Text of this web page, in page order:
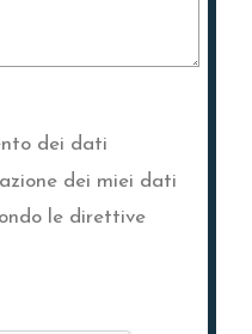
dei dati
dei miei dati
le direttive